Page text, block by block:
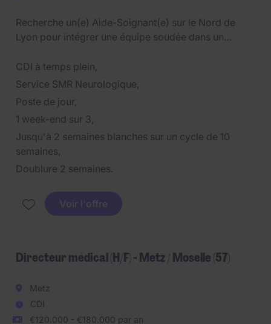
Recherche un(e) Aide-Soignant(e) sur le Nord de
Lyon pour intégrer une équipe soudée dans un
CDI à temps plein,
Service SMR Neurologique,
Poste de jour,
1 week-end sur 3,
Jusqu'à 2 semaines blanches sur un cycle de 10
semaines,
Doublure 2 semaines.
Voir l'offre
Directeur médical (H/F) - Metz / Moselle (57)
Metz
CDI
€120.000 - €180.000 par an